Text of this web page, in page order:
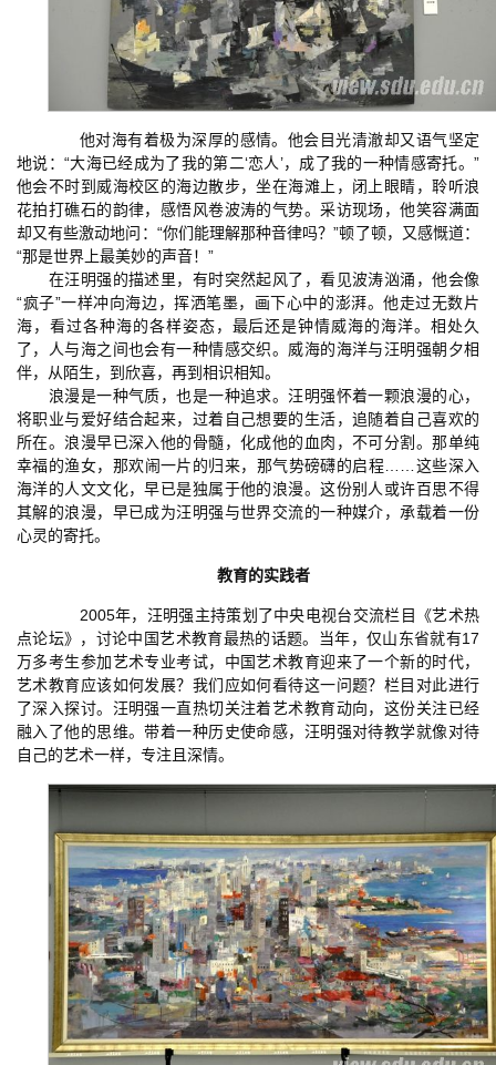
他对海有着极为深厚的感情。他会目光清澈却又语气坚定
地说：“大海已经成为了我的第二‘恋人’，成了我的一种情感寄托。”
他会不时到威海校区的海边散步，坐在海滩上，闭上眼睛，聆听浪
花拍打礁石的韵律，感悟风卷波涛的气势。采访现场，他笑容满面
却又有些激动地问：“你们能理解那种音律吗？”顿了顿，又感慨道：
“那是世界上最美妙的声音！”
在汪明强的描述里，有时突然起风了，看见波涛汹涌，他会像
“疯子”一样冲向海边，挥洒笔墨，画下心中的澎湃。他走过无数片
海，看过各种海的各样姿态，最后还是钟情威海的海洋。相处久
了，人与海之间也会有一种情感交织。威海的海洋与汪明强朝夕相
伴，从陌生，到欣喜，再到相识相知。
浪漫是一种气质，也是一种追求。汪明强怀着一颗浪漫的心，
将职业与爱好结合起来，过着自己想要的生活，追随着自己喜欢的
所在。浪漫早已深入他的骨髓，化成他的血肉，不可分割。那单纯
幸福的渔女，那欢闹一片的归来，那气势磅礴的启程……这些深入
海洋的人文文化，早已是独属于他的浪漫。这份别人或许百思不得
其解的浪漫，早已成为汪明强与世界交流的一种媒介，承载着一份
心灵的寄托。
教育的实践者
2005年，汪明强主持策划了中央电视台交流栏目《艺术热
点论坛》，讨论中国艺术教育最热的话题。当年，仅山东省就有17
万多考生参加艺术专业考试，中国艺术教育迎来了一个新的时代，
艺术教育应该如何发展？我们应如何看待这一问题？栏目对此进行
了深入探讨。汪明强一直热切关注着艺术教育动向，这份关注已经
融入了他的思维。带着一种历史使命感，汪明强对待教学就像对待
自己的艺术一样，专注且深情。